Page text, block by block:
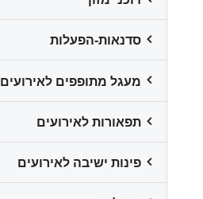
סדנאות-הפעלות
מעגל מתופפים לאירועים
תפאורות לאירועים
פינות ישיבה לאירועים